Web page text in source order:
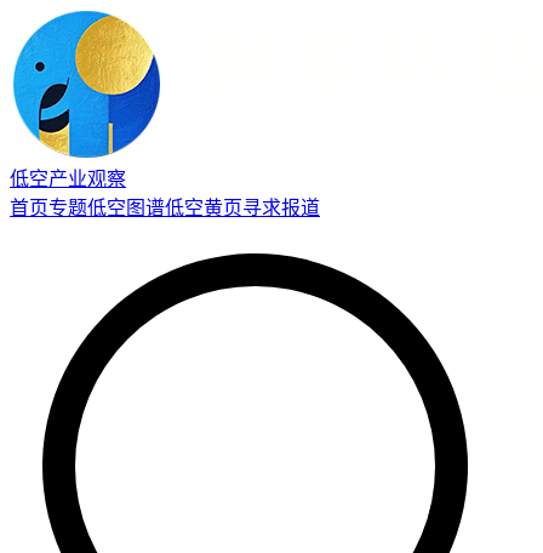
低空产业观察
首页专题低空图谱低空黄页寻求报道